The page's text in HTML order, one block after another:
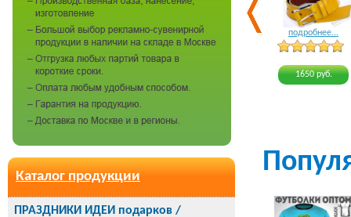
Каталог продукции
ПРАЗДНИКИ ИДЕИ подарков /
подробнее...
1650 руб.